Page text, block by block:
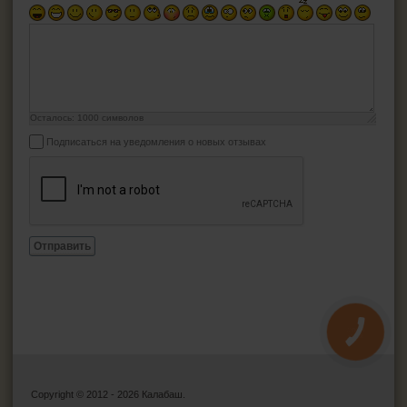
Осталось: 1000 символов
Подписаться на уведомления о новых отзывах
Отправить
Copyright © 2012 - 2026 Калабаш.
КНОПКА
ЗВ'ЯЗКУ